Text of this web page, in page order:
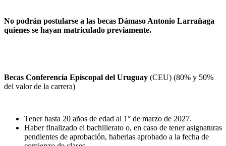
No podrán postularse a las becas Dámaso Antonio Larrañaga
quienes se hayan matriculado previamente.
Becas Conferencia Episcopal del Uruguay (CEU) (80% y 50%
del valor de la carrera)
Tener hasta 20 años de edad al 1° de marzo de 2027.
Haber finalizado el bachillerato o, en caso de tener asignaturas
pendientes de aprobación, haberlas aprobado a la fecha de